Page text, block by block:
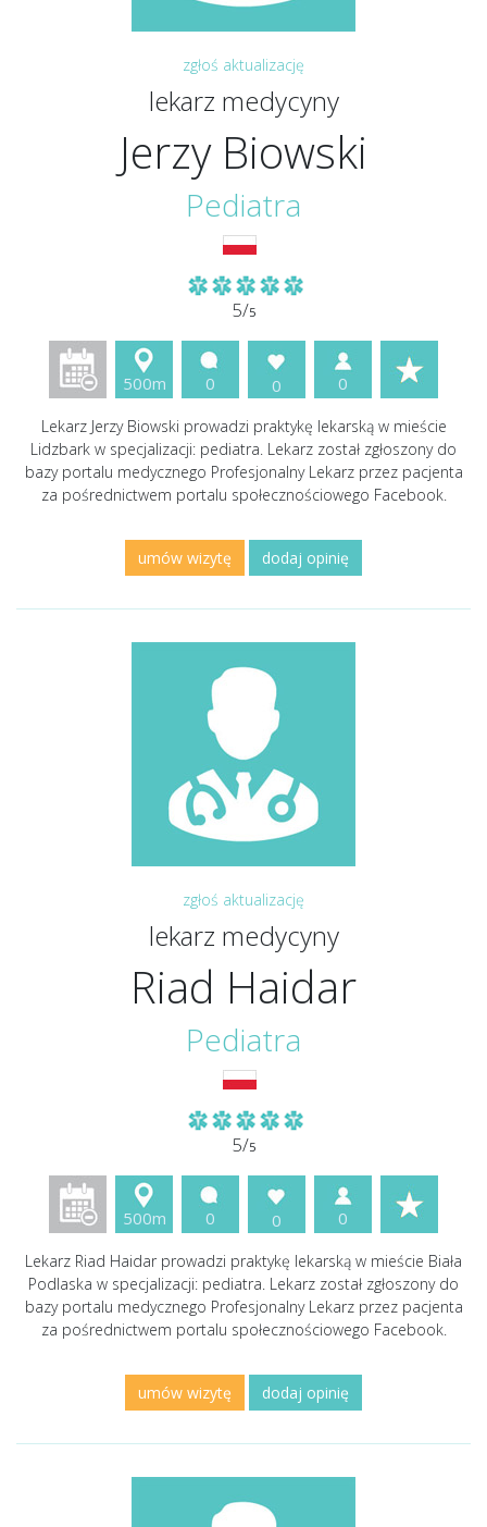
zgłoś aktualizację
lekarz medycyny
Jerzy Biowski
Pediatra
5/5
500m 0 0 0
Lekarz Jerzy Biowski prowadzi praktykę lekarską w mieście
Lidzbark w specjalizacji: pediatra. Lekarz został zgłoszony do
bazy portalu medycznego Profesjonalny Lekarz przez pacjenta
za pośrednictwem portalu społecznościowego Facebook.
umów wizytę dodaj opinię
zgłoś aktualizację
lekarz medycyny
Riad Haidar
Pediatra
5/5
500m 0 0 0
Lekarz Riad Haidar prowadzi praktykę lekarską w mieście Biała
Podlaska w specjalizacji: pediatra. Lekarz został zgłoszony do
bazy portalu medycznego Profesjonalny Lekarz przez pacjenta
za pośrednictwem portalu społecznościowego Facebook.
umów wizytę dodaj opinię